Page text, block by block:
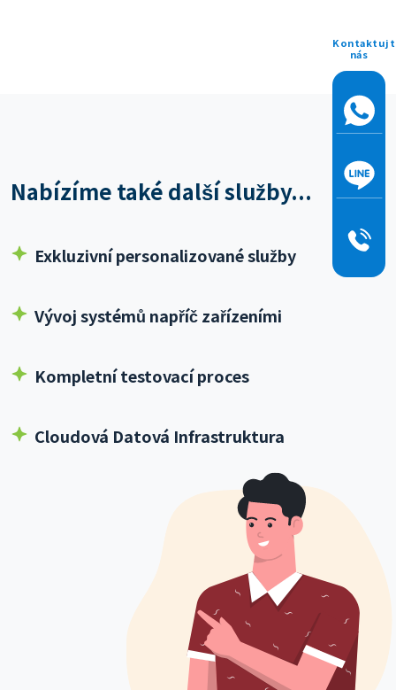
Nabízíme také další služby...
Exkluzivní personalizované služby
Vývoj systémů napříč zařízeními
Kompletní testovací proces
Cloudová Datová Infrastruktura
nás